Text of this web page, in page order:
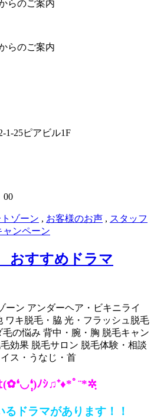
らのご案内
らのご案内
1-25ピアビル1F
00
ゾーン , お客様のお声 , スタッフ
ャンペーン
おすすめドラマ
ーン アンダーヘア・ビキニライ
ワキ脱毛・脇 光・フラッシュ脱毛
毛の悩み 背中・腕・胸 脱毛キャン
効果 脱毛サロン 脱毛体験・相談
ス・うなじ・首
(✿❛◡❛ฺฺ)ﾉｼ♫⁺♦*ﾟ¨*✲ฺ
ドラマがあります！！